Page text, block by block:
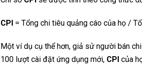
CPI = Tổng chi tiêu quảng cáo của họ /
Một ví dụ cụ thể hơn, giả sử người bán
100 lượt cài đặt ứng dụng mới, CPIcủa